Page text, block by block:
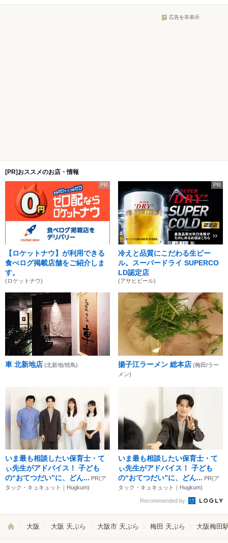
広告を非表示
[PR]おススメのお店・情報
PR
【ロケットナウ】が利用できる
食べログ掲載店舗をご紹介しま
す。
(ロケットナウ)
PR
冷えと品質にこだわる生ビー
ル。スーパードライ SUPERCO
LD認定店
(アサヒビール)
車 北新地店 (北新地/焼鳥) 揚子江ラーメン 総本店 (梅田/ラー
メン)
いま最も相談したい保育士・て
ぃ先生がアドバイス！ 子ども
の“おてつだい”に、どん... PR(ア
タック・キュキュット｜Hugkum)
いま最も相談したい保育士・て
ぃ先生がアドバイス！ 子ども
の“おてつだい”に、どん... PR(ア
タック・キュキュット｜Hugkum)
Recommended by
大阪 大阪 天ぷら 大阪市 天ぷら 梅田 天ぷら 大阪梅田